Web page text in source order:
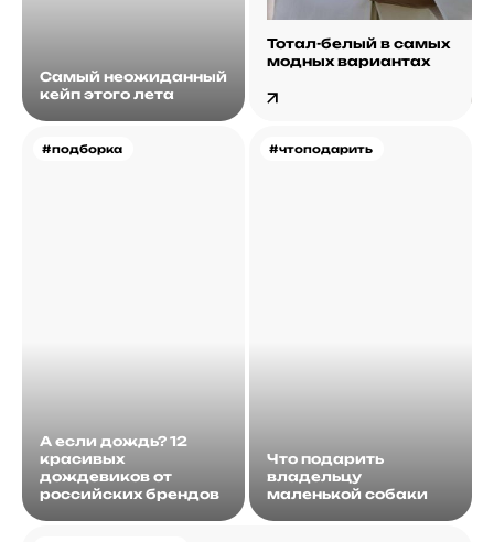
Самый неожиданный
кейп этого лета
Тотал-белый в самых
модных вариантах
#подборка
А если дождь? 12
красивых
дождевиков от
российских брендов
#чтоподарить
Что подарить
владельцу
маленькой собаки